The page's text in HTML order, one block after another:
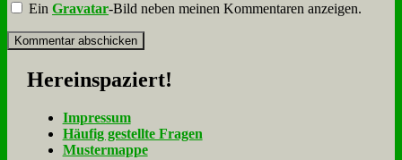
EinGravatar-Bild neben meinen Kommentaren anzeigen.
Her­ein­spa­ziert!
Im­pres­sum
Häu­fig ge­stell­te Fra­gen
Mu­ster­map­pe